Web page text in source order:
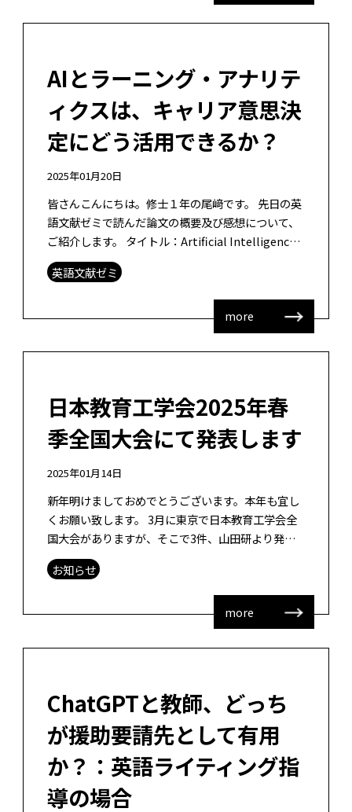
AIとラーニング・アナリテ
ィクスは、キャリア意思決
定にどう活用できるか？
2025年01月20日
皆さんこんにちは。修士１年の尾﨑です。 先日の英
語文献ゼミで読んだ論文の概要及び感想について、
ご紹介します。 タイトル：Artificial Intelligence
(AI)-enhanced learning ana […]
英語文献ゼミ
more
日本教育工学会2025年春
季全国大会にて発表します
2025年01月14日
新年明けましておめでとうございます。本年も宜し
くお願い致します。 3月に東京で日本教育工学会全
国大会がありますが、そこで3件、山田研より発表
致します。 ・尾﨑康平・耿学旺・山田政寛, 高校生
のキャリア自己調整能力に関する […]
お知らせ
more
ChatGPTと教師、どっち
が援助要請先として有用
か？：英語ライティング指
導の場合